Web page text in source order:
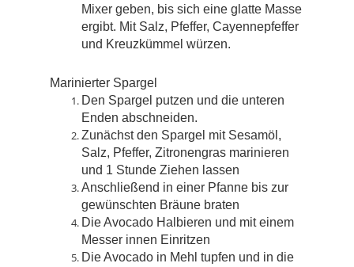
Mixer geben, bis sich eine glatte Masse
ergibt. Mit Salz, Pfeffer, Cayennepfeffer
und Kreuzkümmel würzen.
Marinierter Spargel
Den Spargel putzen und die unteren
Enden abschneiden.
Zunächst den Spargel mit Sesamöl,
Salz, Pfeffer, Zitronengras marinieren
und 1 Stunde Ziehen lassen
Anschließend in einer Pfanne bis zur
gewünschten Bräune braten
Die Avocado Halbieren und mit einem
Messer innen Einritzen
Die Avocado in Mehl tupfen und in die